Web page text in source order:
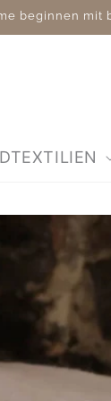
beginnen mit